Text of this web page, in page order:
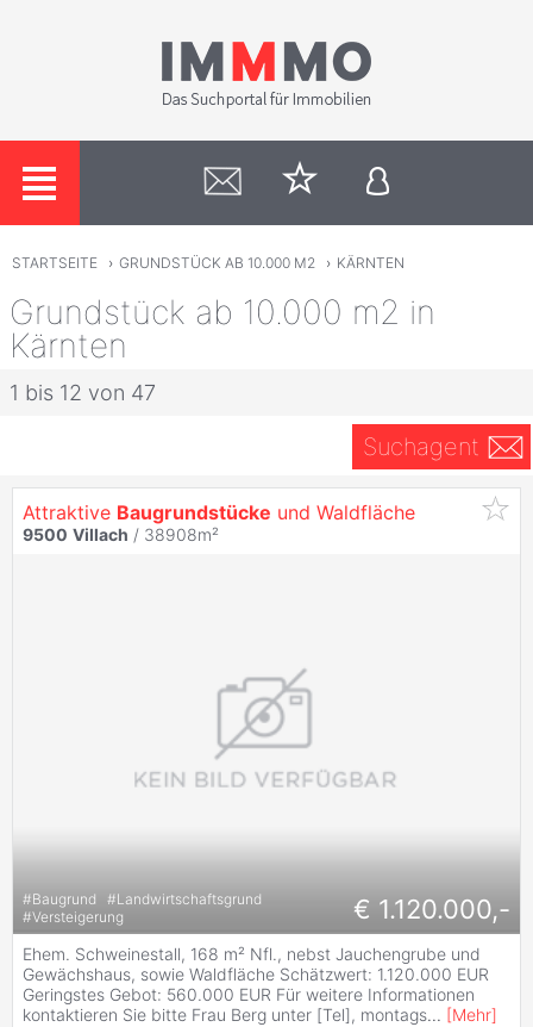
STARTSEITE › GRUNDSTÜCK AB 10.000 M2 › KÄRNTEN
Grundstück ab 10.000 m2 in
Kärnten
1 bis 12 von 47
Suchagent
Attraktive Baugrundstücke und Waldfläche
9500 Villach / 38908m²
#Baugrund #Landwirtschaftsgrund
#Versteigerung € 1.120.000,-
Ehem. Schweinestall, 168 m² Nfl., nebst Jauchengrube und
Gewächshaus, sowie Waldfläche Schätzwert: 1.120.000 EUR
Geringstes Gebot: 560.000 EUR Für weitere Informationen
kontaktieren Sie bitte Frau Berg unter [Tel], montags... [Mehr]